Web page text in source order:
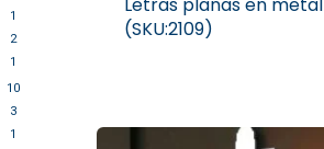
1
2
1
10
3
1
(SKU:2109)